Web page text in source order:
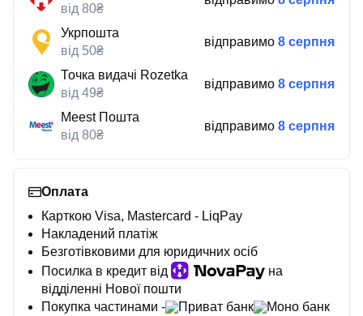
від 80₴
Укрпошта
від 50₴
відправимо 8 серпня
Точка видачі Rozetka
від 49₴
відправимо 8 серпня
Meest Пошта
від 80₴
відправимо 8 серпня
Оплата
Карткою Visa, Mastercard - LiqPay
Накладений платіж
Безготівковими для юридичних осіб
Посилка в кредит від
на
відділенні Нової пошти
Покупка частинами -
Приват банк
Моно банк